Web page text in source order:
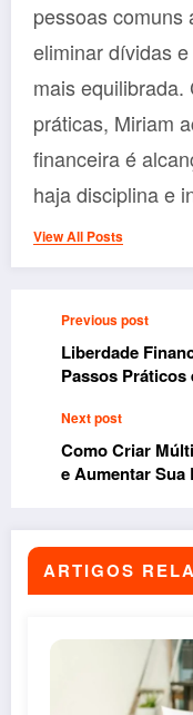
pessoas comuns
eliminar dívidas
mais
práticas, Miriam
financeira é
haja disciplina e
View All Posts
Previous post
Liberdade
Passos Práticos
Next post
Como Criar
e Aumentar Sua
ARTIGOS